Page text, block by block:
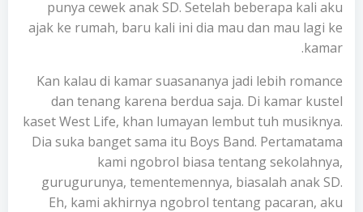
punya cewek anak SD. Setelah beberapa kali aku
ajak ke rumah, baru kali ini dia mau dan mau lagi ke
kamar.
Kan kalau di kamar suasananya jadi lebih romance
dan tenang karena berdua saja. Di kamar kustel
kaset West Life, khan lumayan lembut tuh musiknya.
Dia suka banget sama itu Boys Band. Pertamatama
kami ngobrol biasa tentang sekolahnya,
gurugurunya, tementemennya, biasalah anak SD.
Eh, kami akhirnya ngobrol tentang pacaran, aku